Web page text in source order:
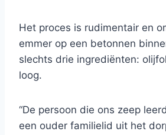
Het proces is rudimentair en
emmer op een betonnen
slechts drie ingrediënten:
loog.
“De persoon die ons zeep
een ouder familielid uit het